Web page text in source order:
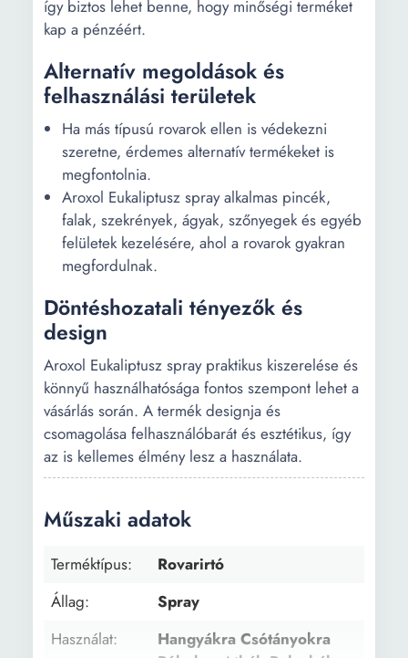
így biztos lehet benne, hogy minőségi terméket
kap a pénzéért.
Alternatív megoldások és
felhasználási területek
Ha más típusú rovarok ellen is védekezni
szeretne, érdemes alternatív termékeket is
megfontolnia.
Aroxol Eukaliptusz spray alkalmas pincék,
falak, szekrények, ágyak, szőnyegek és egyéb
felületek kezelésére, ahol a rovarok gyakran
megfordulnak.
Döntéshozatali tényezők és
design
Aroxol Eukaliptusz spray praktikus kiszerelése és
könnyű használhatósága fontos szempont lehet a
vásárlás során. A termék designja és
csomagolása felhasználóbarát és esztétikus, így
az is kellemes élmény lesz a használata.
Műszaki adatok
Terméktípus:
Rovarirtó
Állag:
Spray
Használat:
Hangyákra Csótányokra